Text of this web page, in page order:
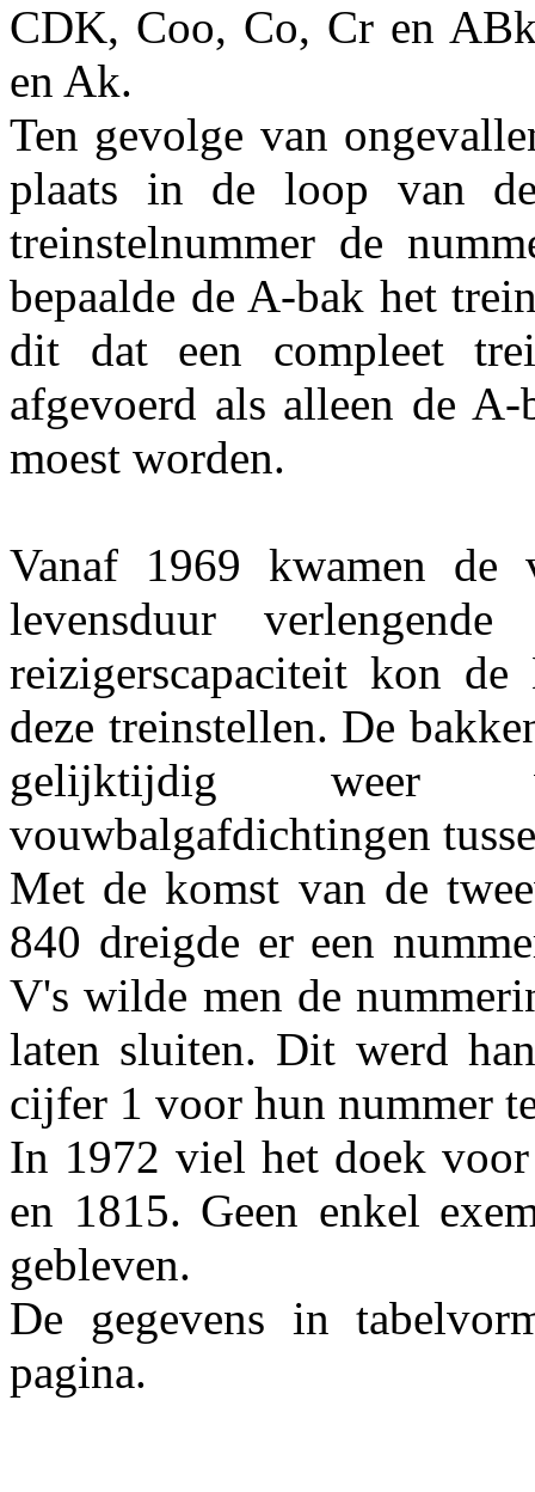
CDK, Coo, Co, Cr en
en Ak.
Ten gevolge van
plaats in de loop van
treinstelnummer de
bepaalde de A-bak het
dit dat een compleet
afgevoerd als alleen de
moest worden.
Vanaf 1969 kwamen de
levensduur
reizigerscapaciteit kon
deze treinstellen. De
gelijktijdig weer
vouwbalgafdichtingen
Met de komst van de
840 dreigde er een
V's wilde men de
laten sluiten. Dit werd
cijfer 1 voor hun nummer
In 1972 viel het doek
en 1815. Geen enkel
gebleven.
De gegevens in
pagina.